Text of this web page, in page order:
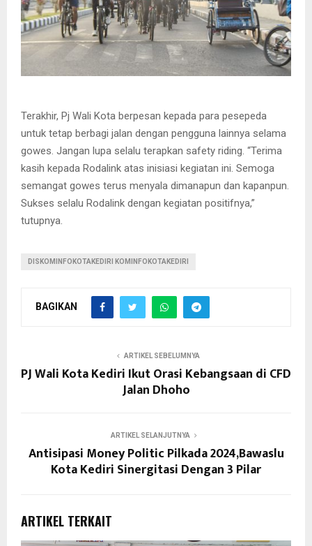
Terakhir, Pj Wali Kota berpesan kepada para pesepeda
untuk tetap berbagi jalan dengan pengguna lainnya selama
gowes. Jangan lupa selalu terapkan safety riding. “Terima
kasih kepada Rodalink atas inisiasi kegiatan ini. Semoga
semangat gowes terus menyala dimanapun dan kapanpun.
Sukses selalu Rodalink dengan kegiatan positifnya,”
tutupnya.
DISKOMINFOKOTAKEDIRI KOMINFOKOTAKEDIRI
BAGIKAN
ARTIKEL SEBELUMNYA
PJ Wali Kota Kediri Ikut Orasi Kebangsaan di CFD
Jalan Dhoho
ARTIKEL SELANJUTNYA
Antisipasi Money Politic Pilkada 2024,Bawaslu
Kota Kediri Sinergitasi Dengan 3 Pilar
ARTIKEL TERKAIT